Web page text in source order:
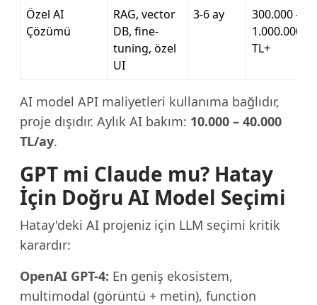
Özel AI
Çözümü
RAG, vector
DB, fine-
tuning, özel
UI
3-6 ay
300.000 –
1.000.000
TL+
AI model API maliyetleri kullanıma bağlıdır,
proje dışıdır. Aylık AI bakım: 10.000 – 40.000
TL/ay.
GPT mi Claude mu? Hatay
İçin Doğru AI Model Seçimi
Hatay'deki AI projeniz için LLM seçimi kritik
karardır:
OpenAI GPT-4: En geniş ekosistem,
multimodal (görüntü + metin), function